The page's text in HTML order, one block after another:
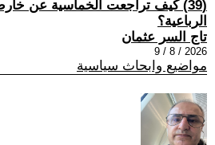
(39) كيف تراجعت الخماسية عن
الرباعية؟
تاج السر عثمان
2026 / 8 / 9
مواضيع وابحاث سياسية